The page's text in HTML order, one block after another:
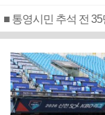
■ 통영시민 추석 전